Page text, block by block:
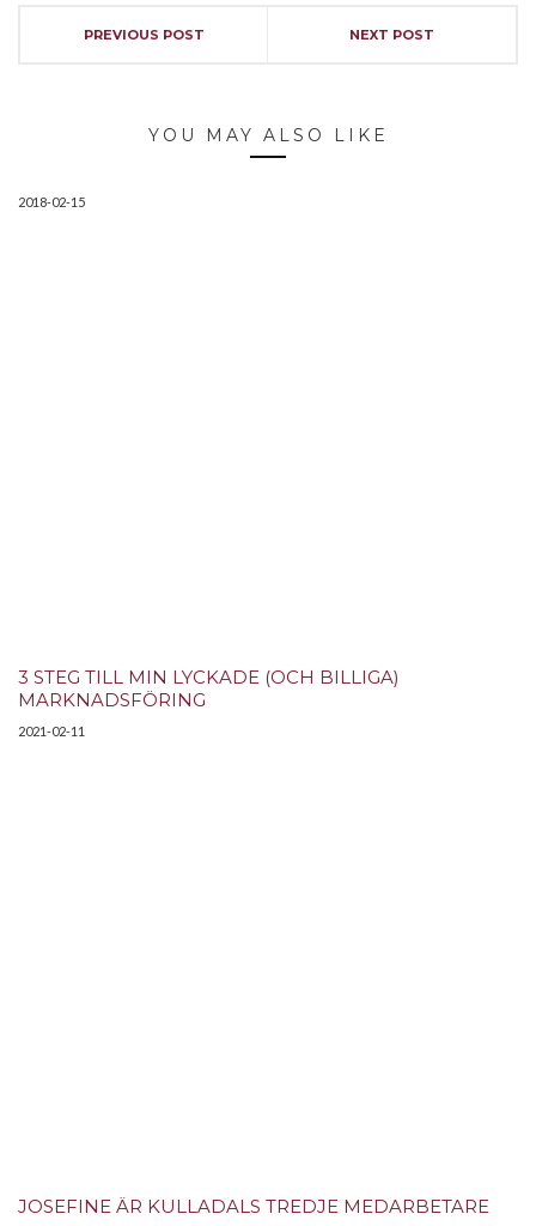
PREVIOUS POST NEXT POST
YOU MAY ALSO LIKE
2018-02-15
3 STEG TILL MIN LYCKADE (OCH BILLIGA)
MARKNADSFÖRING
2021-02-11
JOSEFINE ÄR KULLADALS TREDJE MEDARBETARE